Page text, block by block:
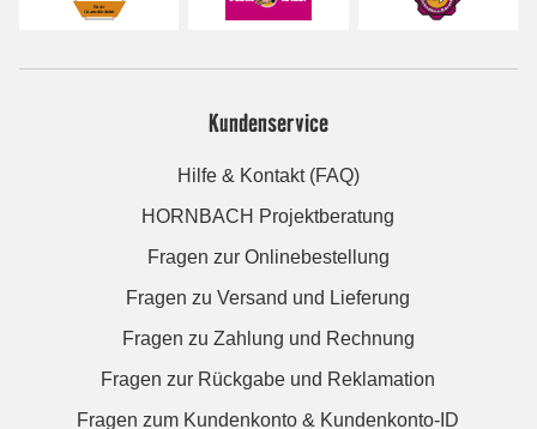
Kundenservice
Hilfe & Kontakt (FAQ)
HORNBACH Projektberatung
Fragen zur Onlinebestellung
Fragen zu Versand und Lieferung
Fragen zu Zahlung und Rechnung
Fragen zur Rückgabe und Reklamation
Fragen zum Kundenkonto & Kundenkonto-ID